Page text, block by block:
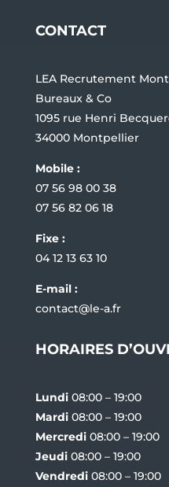
CONTACT
LEA Recrutement
Bureaux & Co
1095 rue Henri
34000 Montpellier
Mobile :
07 56 98 00 38
07 56 82 06 18
Fixe :
04 12 13 63 10
E-mail :
contact@le-a.fr
HORAIRES
Lundi08:00 – 19:00
Mardi08:00 – 19:00
Mercredi08:00 – 19:00
Jeudi08:00 – 19:00
Vendredi08:00 – 19:00